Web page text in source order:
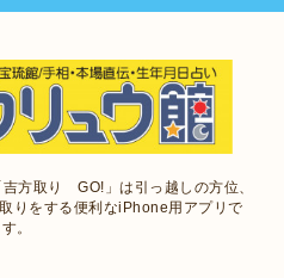
方取り GO!」は引っ越しの方位、
りをする便利なiPhone用アプリで
す。